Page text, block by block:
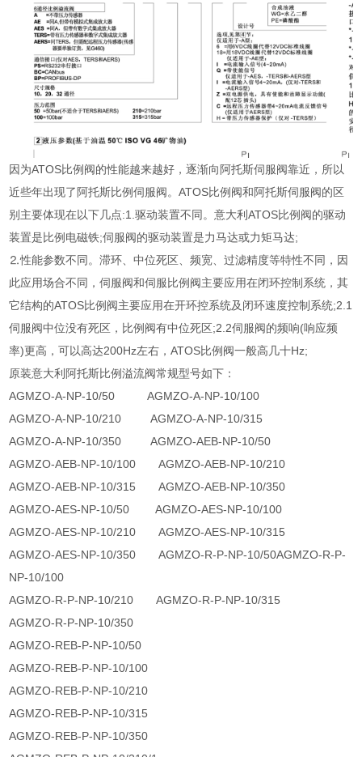
因为ATOS比例阀的性能越来越好，逐渐向阿托斯伺服阀靠近，所以
近些年出现了阿托斯比例伺服阀。ATOS比例阀和阿托斯伺服阀的区
别主要体现在以下几点:1.驱动装置不同。意大利ATOS比例阀的驱动
装置是比例电磁铁;伺服阀的驱动装置是力马达或力矩马达;
⒉性能参数不同。滞环、中位死区、频宽、过滤精度等特性不同，因
此应用场合不同，伺服阀和伺服比例阀主要应用在闭环控制系统，其
它结构的ATOS比例阀主要应用在开环控系统及闭环速度控制系统;2.1
伺服阀中位没有死区，比例阀有中位死区;2.2伺服阀的频响(响应频
率)更高，可以高达200Hz左右，ATOS比例阀一般高几十Hz;
原装意大利阿托斯比例溢流阀常规型号如下：
AGMZO-A-NP-10/50 AGMZO-A-NP-10/100
AGMZO-A-NP-10/210 AGMZO-A-NP-10/315
AGMZO-A-NP-10/350 AGMZO-AEB-NP-10/50
AGMZO-AEB-NP-10/100 AGMZO-AEB-NP-10/210
AGMZO-AEB-NP-10/315 AGMZO-AEB-NP-10/350
AGMZO-AES-NP-10/50 AGMZO-AES-NP-10/100
AGMZO-AES-NP-10/210 AGMZO-AES-NP-10/315
AGMZO-AES-NP-10/350 AGMZO-R-P-NP-10/50AGMZO-R-P-
NP-10/100
AGMZO-R-P-NP-10/210 AGMZO-R-P-NP-10/315
AGMZO-R-P-NP-10/350
AGMZO-REB-P-NP-10/50
AGMZO-REB-P-NP-10/100
AGMZO-REB-P-NP-10/210
AGMZO-REB-P-NP-10/315
AGMZO-REB-P-NP-10/350